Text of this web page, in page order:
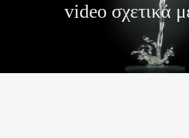
video σχετικά